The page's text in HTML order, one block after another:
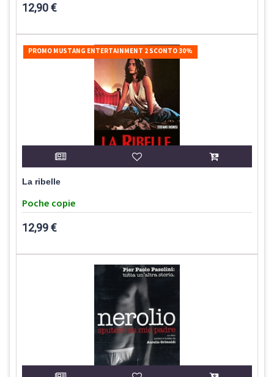
12,90 €
PROMO MUSTANG ENTERTAINMENT 2 SCONTO 30%
La ribelle
Poche copie
12,99 €